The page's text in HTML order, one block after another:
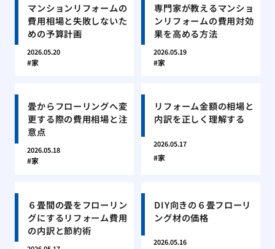
マンションリフォームの
費用相場と失敗しないた
めの予算計画
2026.05.20
家
専門家が教えるマンショ
ンリフォームの費用対効
果を高める方法
2026.05.19
家
畳からフローリングへ変
更する際の費用相場と注
意点
2026.05.18
家
リフォーム金額の相場と
内訳を正しく理解する
2026.05.17
家
６畳間の畳をフローリン
グにするリフォーム費用
の内訳と節約術
DIY向きの６畳フローリ
ング材の価格
2026.05.16